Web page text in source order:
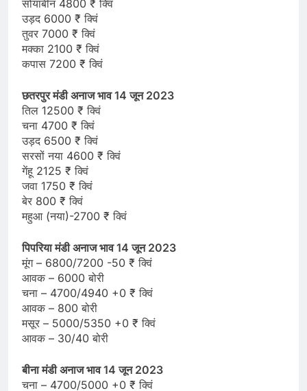
सोयाबीन 4800 ₹ क्विं
उड़द 6000 ₹ क्विं
तुवर 7000 ₹ क्विं
मक्का 2100 ₹ क्विं
कपास 7200 ₹ क्विं
छतरपुर मंडी अनाज भाव 14 जून 2023
तिल 12500 ₹ क्विं
चना 4700 ₹ क्विं
उड़द 6500 ₹ क्विं
सरसों नया 4600 ₹ क्विं
गेंहू 2125 ₹ क्विं
जवा 1750 ₹ क्विं
बेर 800 ₹ क्विं
महुआ (नया)-2700 ₹ क्विं
पिपरिया मंडी अनाज भाव 14 जून 2023
मूंग – 6800/7200 -50 ₹ क्विं
आवक – 6000 बोरी
चना – 4700/4940 +0 ₹ क्विं
आवक – 800 बोरी
मसूर – 5000/5350 +0 ₹ क्विं
आवक – 30/40 बोरी
बीना मंडी अनाज भाव 14 जून 2023
चना – 4700/5000 +0 ₹ क्विं